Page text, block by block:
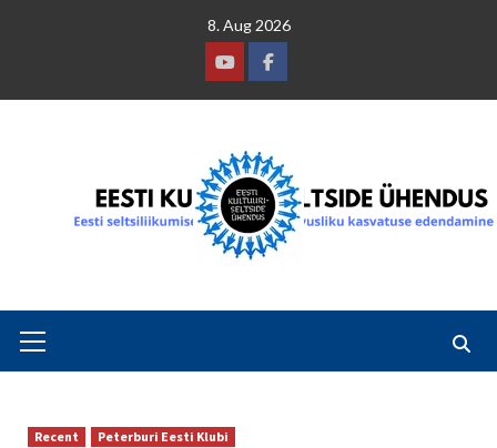
8. Aug 2026
YoutubeFacebook
Menu
Recent Peterburi Eesti Klubi